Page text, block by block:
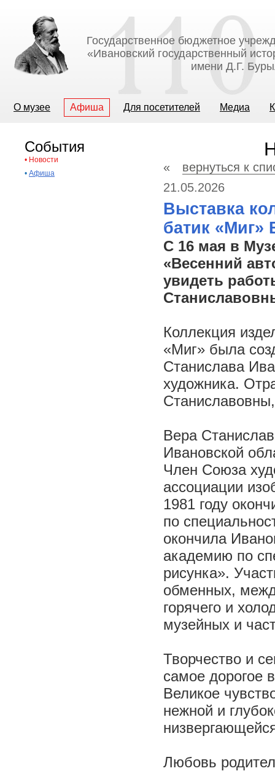
Государственное бюджетное
«Ивановский государственный
имени Д.Г.
О музее Афиша Для посетителей Медиа
События
• Новости
• Афиша « вернуться к
21.05.2026
Выставка
батик «Миг»
С 16 мая в
«Весенний
увидеть
Коллекция
«Миг» была
Станислава
художника.
Вера
Ивановской
Член Союза
ассоциации
1981 году
по
окончила
академию по
рисунка».
обменных,
горячего и
музейных и
Творчество и
самое дорогое
Великое
нежной и
Любовь